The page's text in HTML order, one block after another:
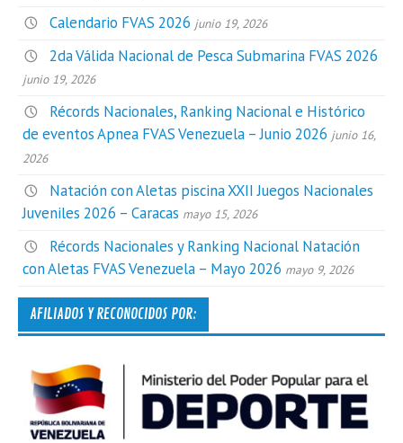
Calendario FVAS 2026 junio 19, 2026
2da Válida Nacional de Pesca Submarina FVAS 2026
junio 19, 2026
Récords Nacionales, Ranking Nacional e Histórico
de eventos Apnea FVAS Venezuela – Junio 2026 junio 16,
2026
Natación con Aletas piscina XXII Juegos Nacionales
Juveniles 2026 – Caracas mayo 15, 2026
Récords Nacionales y Ranking Nacional Natación
con Aletas FVAS Venezuela – Mayo 2026 mayo 9, 2026
AFILIADOS Y RECONOCIDOS POR: